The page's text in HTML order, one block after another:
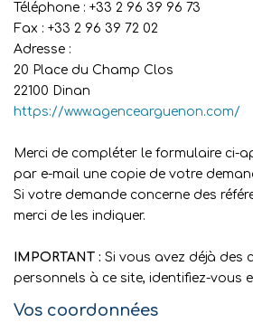
Équipe
Nous
Téléphone : +33 2 96 39 96 73
Fax : +33 2 96 39 72 02
Adresse :
20 Place du Champ Clos
22100 Dinan
https://www.agencearguenon.com/
Merci de compléter le formulaire ci-
par e-mail une copie de votre
Si votre demande concerne des
merci de les indiquer.
IMPORTANT : Si vous avez déjà des
personnels à ce site, identifiez-vous
Vos coordonnées